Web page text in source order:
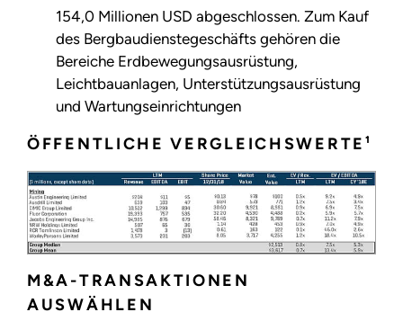
154,0 Millionen USD abgeschlossen. Zum Kauf
des Bergbaudienstegeschäfts gehören die
Bereiche Erdbewegungsausrüstung,
Leichtbauanlagen, Unterstützungsausrüstung
und Wartungseinrichtungen
ÖFFENTLICHE VERGLEICHSWERTE¹
M&A-TRANSAKTIONEN
AUSWÄHLEN